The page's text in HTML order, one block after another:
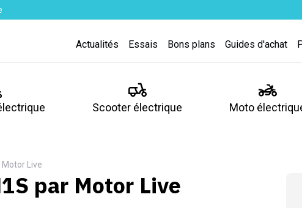
Actualités Essais Bons plans Guides d'achat
Scooter électrique Moto
Motor Live
par Motor Live